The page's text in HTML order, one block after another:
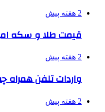
2 هفته پیش
قیمت طلا و سکه امروز یک
2 هفته پیش
واردات تلفن همراه
2 هفته پیش